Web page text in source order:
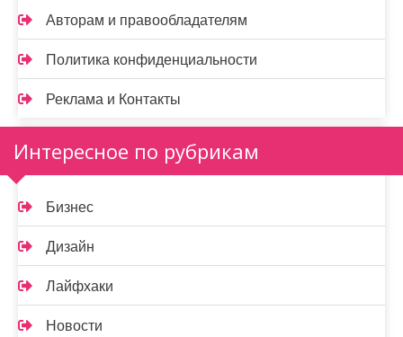
Авторам и правообладателям
Политика конфиденциальности
Реклама и Контакты
Интересное по рубрикам
Бизнес
Дизайн
Лайфхаки
Новости